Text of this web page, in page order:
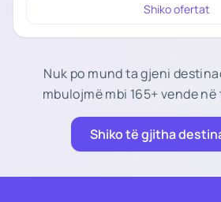
Shiko ofertat
Nuk po mund ta gjeni
mbulojmë mbi 165+ vende
Shiko të gjitha